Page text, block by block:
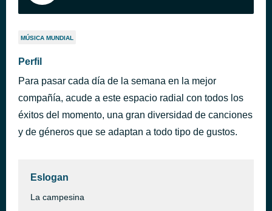
MÚSICA MUNDIAL
Perfil
Para pasar cada día de la semana en la mejor
compañía, acude a este espacio radial con todos los
éxitos del momento, una gran diversidad de canciones
y de géneros que se adaptan a todo tipo de gustos.
Eslogan
La campesina